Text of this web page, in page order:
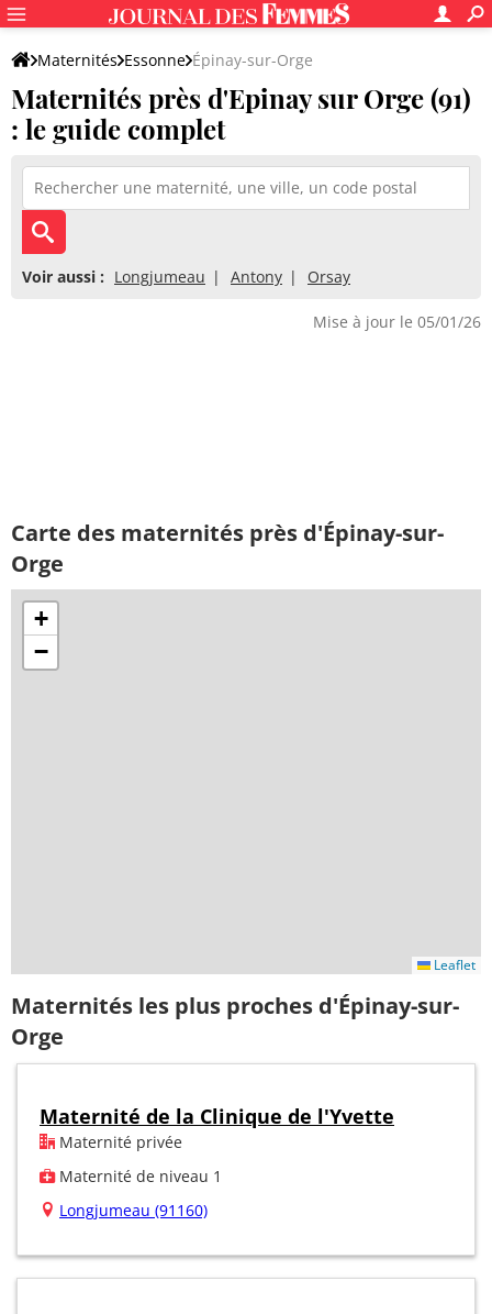
Maternités Essonne Épinay-sur-Orge
Maternités près d'Epinay sur Orge (91)
: le guide complet
Voir aussi : Longjumeau Antony Orsay
Mise à jour le 05/01/26
Carte des maternités près d'Épinay-sur-
Orge
+
−
Leaflet
Maternités les plus proches d'Épinay-sur-
Orge
Maternité de la Clinique de l'Yvette
Maternité privée
Maternité de niveau 1
Longjumeau (91160)